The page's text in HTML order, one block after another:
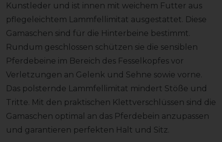
Kunstleder und ist innen mit weichem Futter aus
pflegeleichtem Lammfellimitat ausgestattet. Diese
Gamaschen sind für die Hinterbeine bestimmt.
Rundum geschlossen schützen sie die sensiblen
Pferdebeine im Bereich des Fesselkopfes vor
Verletzungen an Gelenk und Sehne sowie vorne.
Das polsternde Lammfellimitat mindert Stöße und
Tritte. Mit den praktischen Klettverschlüssen sind die
Gamaschen optimal an das Pferdebein anzupassen
und garantieren perfekten Halt und Sitz.